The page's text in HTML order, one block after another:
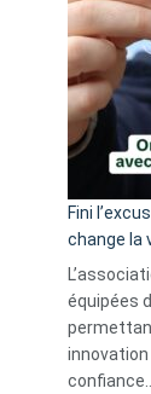
Fini
change la
équipées